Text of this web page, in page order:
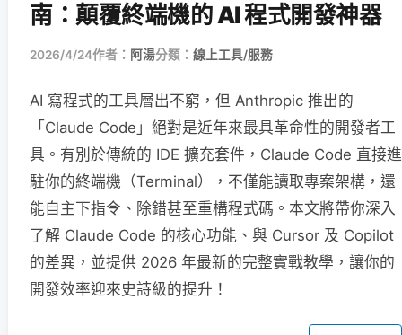
南：顛覆終端機的 AI 程式開發神器
2026/4/24作者： 阿湯分類： 線上工具/服務
AI 寫程式的工具層出不窮，但 Anthropic 推出的
「Claude Code」絕對是近年來最具革命性的開發者工
具。有別於傳統的 IDE 擴充套件，Claude Code 直接進
駐你的終端機（Terminal），不僅能讀取專案架構，還
能自主下指令、除錯甚至重構程式碼。本文將帶你深入
了解 Claude Code 的核心功能、與 Cursor 及 Copilot
的差異，並提供 2026 年最新的完整實戰教學，讓你的
開發效率迎來史詩級的提升！